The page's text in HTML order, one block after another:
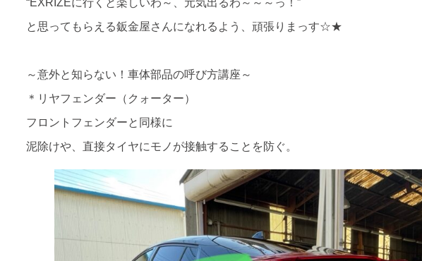
“EXRIZEに行くと楽しいわ～、元気出るわ～～～っ！”
と思ってもらえる鈑金屋さんになれるよう、頑張りまっす☆★
～意外と知らない！車体部品の呼び方講座～
＊リヤフェンダー（クォーター）
フロントフェンダーと同様に
泥除けや、直接タイヤにモノが接触することを防ぐ。